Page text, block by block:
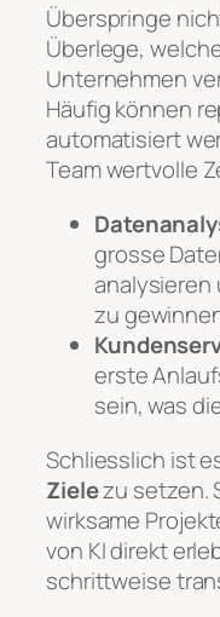
Überspringe
Überlege,
Unternehmen
Häufig können
automatisiert
Team wertvolle
grosse
analysieren
zu
erste
sein, was
Schliesslich ist
Zielezu setzen.
wirksame
von KI direkt
schrittweise